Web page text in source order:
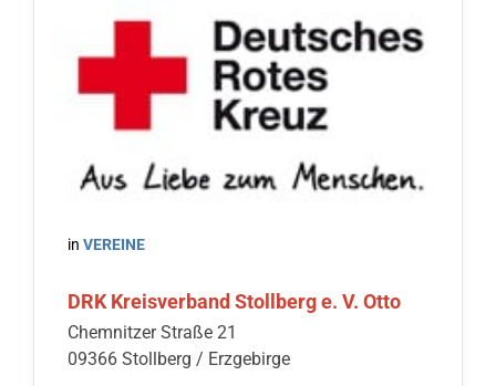
in VEREINE
DRK Kreisverband Stollberg e. V. Otto
Chemnitzer Straße 21
09366 Stollberg / Erzgebirge